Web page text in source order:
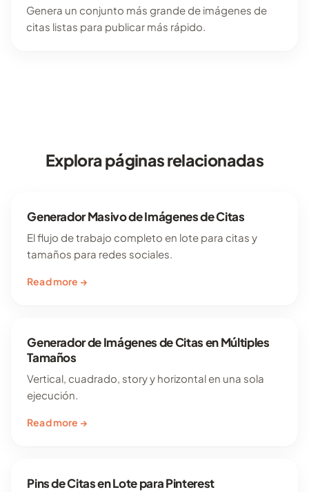
Genera un conjunto más grande de imágenes de
citas listas para publicar más rápido.
Explora páginas relacionadas
Generador Masivo de Imágenes de Citas
El flujo de trabajo completo en lote para citas y
tamaños para redes sociales.
Read more →
Generador de Imágenes de Citas en Múltiples
Tamaños
Vertical, cuadrado, story y horizontal en una sola
ejecución.
Read more →
Pins de Citas en Lote para Pinterest